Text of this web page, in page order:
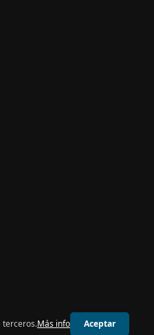
y León
terceros.Más info Aceptar